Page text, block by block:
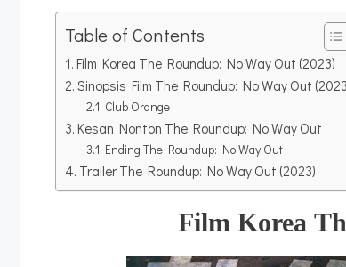
Table of Contents
Film Korea The Roundup: No Way Out (2023)
Sinopsis Film The Roundup: No Way Out
Club Orange
Kesan Nonton The Roundup: No Way Out
Ending The Roundup: No Way Out
Trailer The Roundup: No Way Out (2023)
Film Korea